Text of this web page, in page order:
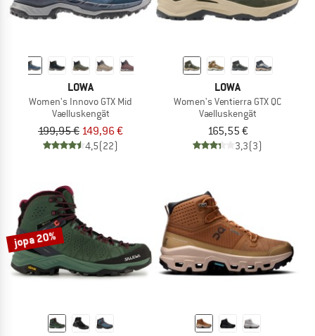
LOWA
Women's Innovo GTX Mid
Vaelluskengät
199,95 € 149,96 €
4,5(22)
LOWA
Women's Ventierra GTX QC
Vaelluskengät
165,55 €
3,3(3)
jopa 20%